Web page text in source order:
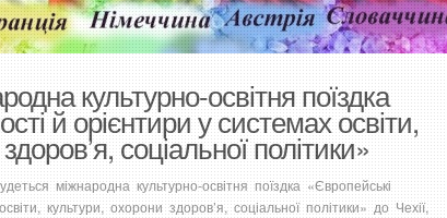
культурно-освітня поїздка
й орієнтири у системах освіти,
соціальної політики»
міжнародна культурно-освітня поїздка «Європейські
культури, охорони здоров’я, соціальної політики» до Чехії,